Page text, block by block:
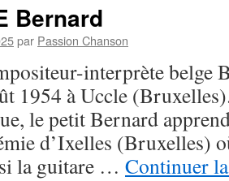
FORBANS,
Bébert,
décédé
Bernard
par Passion Chanson
interprète belge
1954 à Uccle
le petit Bernard
d’Ixelles (Bruxelles)
la guitare … Continuer